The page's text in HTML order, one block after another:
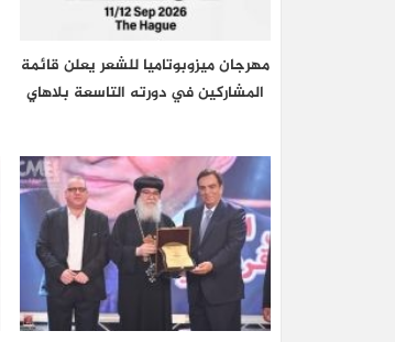
مهرجان ميزوبوتاميا للشعر يعلن قائمة
المشاركين في دورته التاسعة بلاهاي